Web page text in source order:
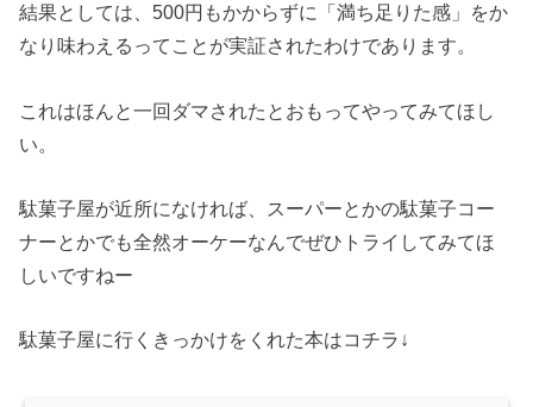
結果としては、500円もかからずに「満ち足りた感」をか
なり味わえるってことが実証されたわけであります。
これはほんと一回ダマされたとおもってやってみてほし
い。
駄菓子屋が近所になければ、スーパーとかの駄菓子コー
ナーとかでも全然オーケーなんでぜひトライしてみてほ
しいですねー
駄菓子屋に行くきっかけをくれた本はコチラ↓